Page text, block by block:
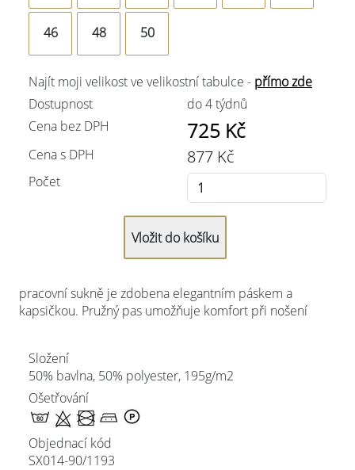
46 48 50
Najít moji velikost ve velikostní tabulce - přímo zde
Dostupnost
do 4 týdnů
Cena bez DPH
725 Kč
Cena s DPH 877 Kč
Počet
pracovní sukně je zdobena elegantním páskem a
kapsičkou. Pružný pas umožňuje komfort při nošení
Složení
50% bavlna, 50% polyester, 195g/m2
Ošetřování
Objednací kód
SX014-90/1193